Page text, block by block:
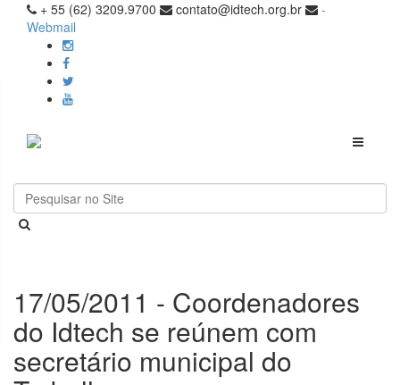
+ 55 (62) 3209.9700 contato@idtech.org.br
-
Webmail
Toggle
17/05/2011 - Coordenadores
do Idtech se reúnem com
secretário municipal do